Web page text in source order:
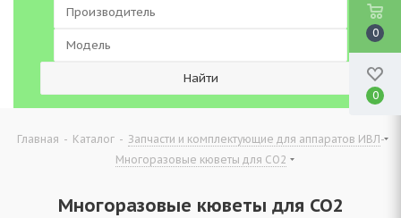
Главная - Каталог - Запчасти и комплектующие для аппаратов ИВЛ-
Многоразовые кюветы для CO2
Многоразовые кюветы для CO2
0
0